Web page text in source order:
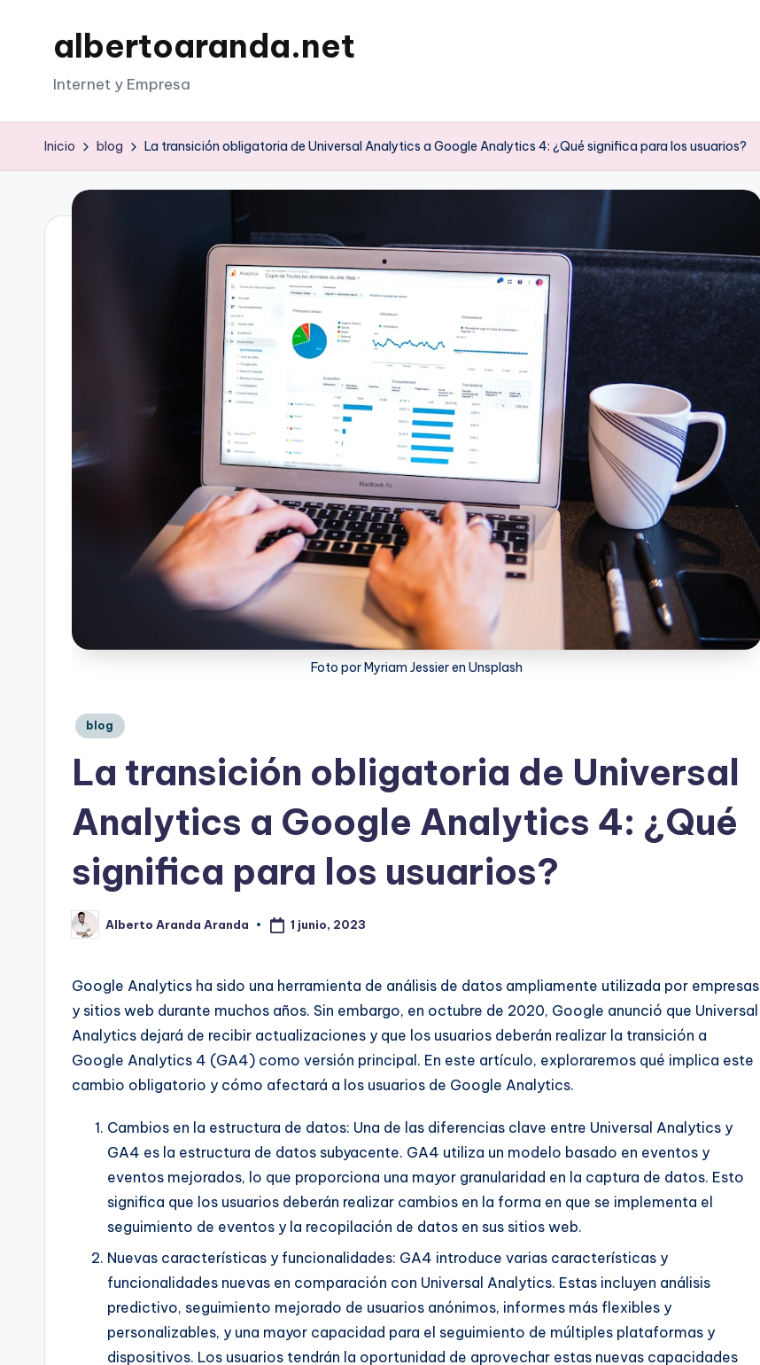
albertoaranda.net
Internet y Empresa
Inicio blog La transición obligatoria de Universal Analytics a Google Analytics 4: ¿Qué significa para los usuarios?
Foto por Myriam Jessier en Unsplash
Publicado
blog
La transición obligatoria de Universal
Analytics a Google Analytics 4: ¿Qué
significa para los usuarios?
Publicado
por
Alberto Aranda Aranda 1 junio, 2023
Google Analytics ha sido una herramienta de análisis de datos ampliamente utilizada por empresas
y sitios web durante muchos años. Sin embargo, en octubre de 2020, Google anunció que Universal
Analytics dejará de recibir actualizaciones y que los usuarios deberán realizar la transición a
Google Analytics 4 (GA4) como versión principal. En este artículo, exploraremos qué implica este
cambio obligatorio y cómo afectará a los usuarios de Google Analytics.
Cambios en la estructura de datos: Una de las diferencias clave entre Universal Analytics y
GA4 es la estructura de datos subyacente. GA4 utiliza un modelo basado en eventos y
eventos mejorados, lo que proporciona una mayor granularidad en la captura de datos. Esto
significa que los usuarios deberán realizar cambios en la forma en que se implementa el
seguimiento de eventos y la recopilación de datos en sus sitios web.
Nuevas características y funcionalidades: GA4 introduce varias características y
funcionalidades nuevas en comparación con Universal Analytics. Estas incluyen análisis
predictivo, seguimiento mejorado de usuarios anónimos, informes más flexibles y
personalizables, y una mayor capacidad para el seguimiento de múltiples plataformas y
dispositivos. Los usuarios tendrán la oportunidad de aprovechar estas nuevas capacidades